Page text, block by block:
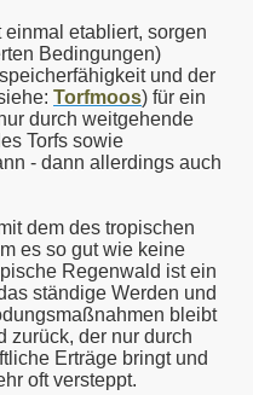
einmal etabliert, sorgen
Bedingungen)
und der
Torfmoos) für ein
durch weitgehende
Torfs sowie
- dann allerdings auch
dem des tropischen
es so gut wie keine
Regenwald ist ein
ständige Werden und
bleibt
zurück, der nur durch
Erträge bringt und
oft versteppt.